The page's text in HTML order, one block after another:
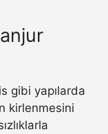
gibi yapılarda
kirlenmesini